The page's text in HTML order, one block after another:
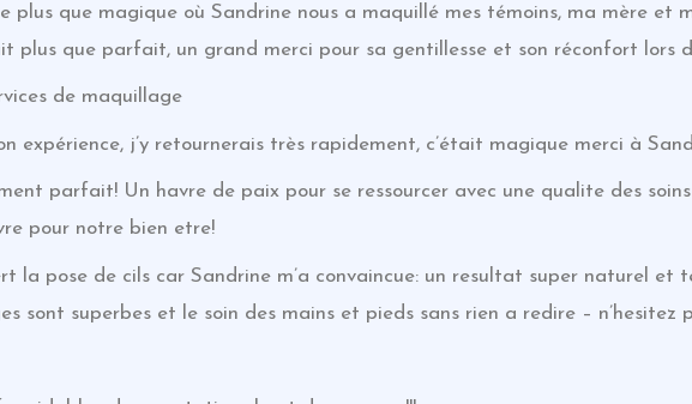
plus que magique où Sandrine nous a maquillé mes témoins, ma mère et
plus que parfait, un grand merci pour sa gentillesse et son réconfort lors
de maquillage
expérience, j’y retournerais très rapidement, c’était magique merci à
parfait! Un havre de paix pour se ressourcer avec une qualite des
pour notre bien etre!
la pose de cils car Sandrine m’a convaincue: un resultat super naturel
sont superbes et le soin des mains et pieds sans rien a redire – n’hesitez